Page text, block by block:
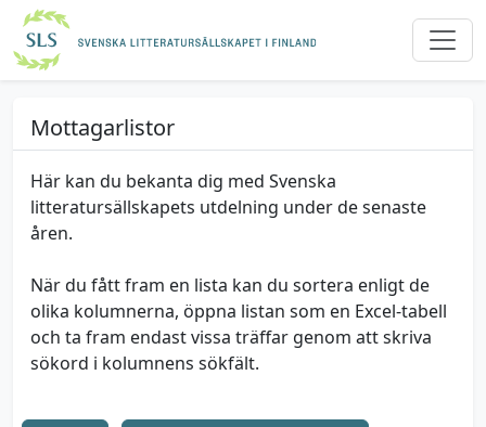
Mottagarlistor
Här kan du bekanta dig med Svenska
litteratursällskapets utdelning under de senaste
åren.
När du fått fram en lista kan du sortera enligt de
olika kolumnerna, öppna listan som en Excel-tabell
och ta fram endast vissa träffar genom att skriva
sökord i kolumnens sökfält.